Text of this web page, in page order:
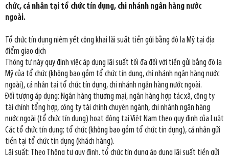
chức, cá nhân tại tổ chức tín dụng, chi nhánh ngân hàng nước
ngoài.
Tổ chức tín dụng niêm yết công khai lãi suất tiền gửi bằng đô la Mỹ tại địa
điểm giao dịch
Thông tư này quy định việc áp dụng lãi suất tối đa đối với tiền gửi bằng đô la
Mỹ của tổ chức (không bao gồm tổ chức tín dụng, chi nhánh ngân hàng nước
ngoài), cá nhân tại tổ chức tín dụng, chi nhánh ngân hàng nước ngoài.
Đối tượng áp dụng: Ngân hàng thương mại, ngân hàng hợp tác xã, công ty
tài chính tổng hợp, công ty tài chính chuyên ngành, chi nhánh ngân hàng
nước ngoài (tổ chức tín dụng) hoạt động tại Việt Nam theo quy định của Luật
Các tổ chức tín dụng; tổ chức (không bao gồm tổ chức tín dụng), cá nhân gửi
tiền tại tổ chức tín dụng (khách hàng).
Lãi suất: Theo Thông tư quy định, tổ chức tín dụng áp dụng lãi suất tiền gửi